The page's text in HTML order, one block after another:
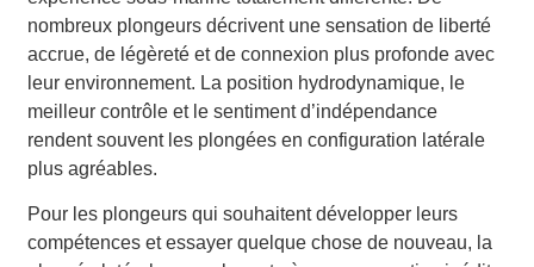
nombreux plongeurs décrivent une sensation de liberté
accrue, de légèreté et de connexion plus profonde avec
leur environnement. La position hydrodynamique, le
meilleur contrôle et le sentiment d’indépendance
rendent souvent les plongées en configuration latérale
plus agréables.
Pour les plongeurs qui souhaitent développer leurs
compétences et essayer quelque chose de nouveau, la